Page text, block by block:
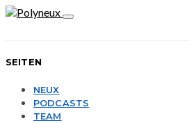
SEITEN
NEUX
PODCASTS
TEAM